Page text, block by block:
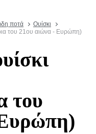
ποτά
Ουίσκι
του 21ου αιώνα - Ευρώπη)
του